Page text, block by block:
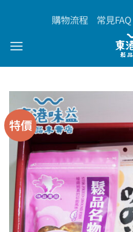
content
購物流程 常見FAQ
特價